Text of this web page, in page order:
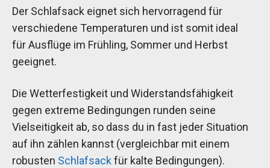
Der Schlafsack eignet sich hervorragend für
verschiedene Temperaturen und ist somit ideal
für Ausflüge im Frühling, Sommer und Herbst
geeignet.
Die Wetterfestigkeit und Widerstandsfähigkeit
gegen extreme Bedingungen runden seine
Vielseitigkeit ab, so dass du in fast jeder Situation
auf ihn zählen kannst (vergleichbar mit einem
robusten Schlafsack für kalte Bedingungen).